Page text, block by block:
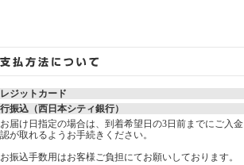
ジットカード
振込（西日本シティ銀行）
届け日指定の場合は、到着希望日の3日前までにご入金
が取れるようお手続きください。
振込手数用はお客様ご負担にてお願いしております。